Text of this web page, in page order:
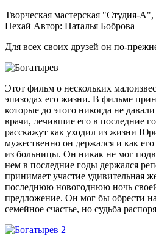
Творческая мастерская "Студия-
Нехай Автор: Наталья Боброва
Для всех своих друзей он по-
Этот фильм о нескольких
эпизодах его жизни. В фильме
которые до этого никогда не
врачи, лечившие его в последние
расскажут как уходил из жизни
мужественно он держался и как
из больницы. Он никак не мог
нем в последние годы держался
принимает участие удивительная
последнюю новогоднюю ночь
предложение. Он мог бы обрести
семейное счастье, но судьба